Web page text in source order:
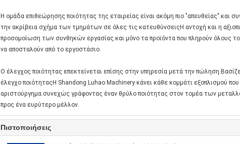
Η ομάδα επιθεώρησης ποιότητας της εταιρείας είναι ακόμη πιο
την ακρίβεια σχήμα των τμημάτων σε όλες τις κατευθύνσειςΗ αντοχή και η
προσομοίωση των συνθηκών εργασίας.και μόνο τα προϊόντα που πληρούν όλους
να αποσταλούν από το εργοστάσιο.
Ο έλεγχος ποιότητας επεκτείνεται επίσης στην υπηρεσία μετά την
έλεγχο ποιότηταςΗ Shandong Luhao Machinery κάνει κάθε κομμάτι εξοπλισμού
αριστούργημα.συνεχώς γράφοντας έναν θρύλο ποιότητας στον τομέα των
προς ένα ευρύτερο μέλλον.
Πιστοποιήσεις